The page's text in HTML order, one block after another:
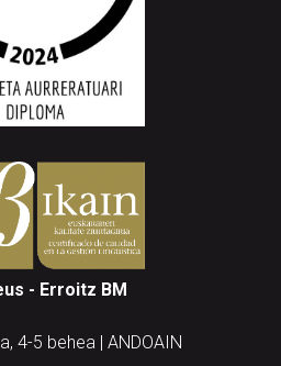
- Erroitz BM
4-5 behea | ANDOAIN